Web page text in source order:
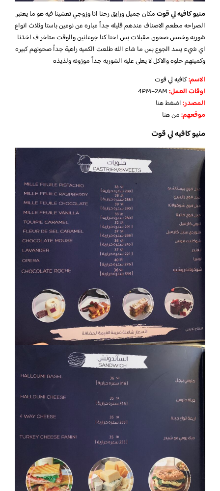
منيو كافيه لي قوتمكان جميل ورايق رحنا انا وزوجي تعشينا فيه هو ما يعتبر
الصراحه مطعم الاصناف عندهم قليله جداً عباره عن نوعين باستا وثلاث انواع
شوربه وخمس صحون مقبلات بس احنا كنا جوعانين والوقت متاخر ف اخذنا
اي شيء يسد الجوع بس ما شاء الله طلعت الكميه راهية جداً صحونهم كبيره
وكميتهم حلوه والاكل لا يعلى عليه الشوربه جداً موزونه ولذيذه
الاسم:كافيه لي قوت
اوقات العمل:
المصدر:اضغط هنا
موقعهم:من هنا
منيو كافيه لي قوت